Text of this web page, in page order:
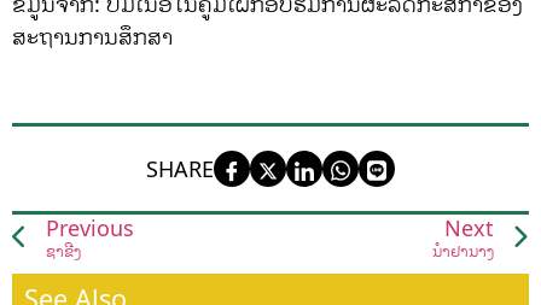
ສະຖານການສຶກສາ
SHARE
Previous
ຊາຂີງ
Next
ນ້ຳຢານາງ